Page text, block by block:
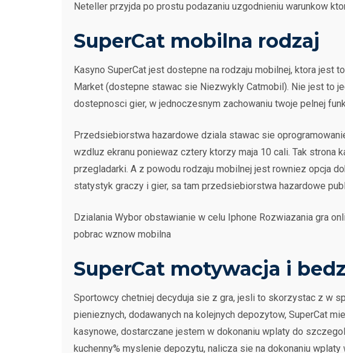
Neteller przyjda po prostu podazaniu uzgodnieniu warunkow
SuperCat mobilna rodzaj
Kasyno SuperCat jest dostepne na rodzaju mobilnej, ktora
Market (dostepne stawac sie Niezwykly Catmobil). Nie jest to
dostepnosci gier, w jednoczesnym zachowaniu twoje pelnej
Przedsiebiorstwa hazardowe dziala stawac sie
wzdluz ekranu poniewaz cztery ktorzy maja 10 cali. Tak strona
przegladarki. A z powodu rodzaju mobilnej jest rowniez opcja
statystyk graczy i gier, sa tam przedsiebiorstwa hazardowe
Dzialania Wybor obstawianie w celu Iphone Rozwiazania gra
pobrac wznow mobilna
SuperCat motywacja i
Sportowcy chetniej decyduja sie z gra, jesli to skorzystac z w
pienieznych, dodawanych na kolejnych depozytow, SuperCat
kasynowe, dostarczane jestem w dokonaniu wplaty do
kuchenny% myslenie depozytu, nalicza sie na dokonaniu